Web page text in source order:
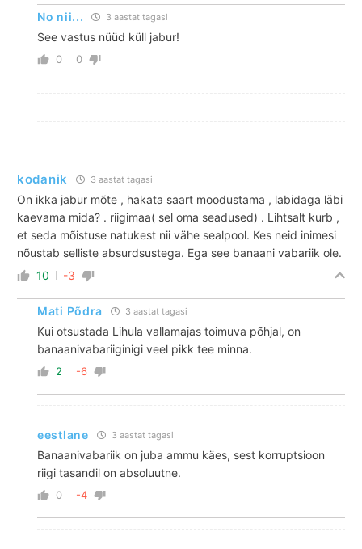
No nii... 3 aastat tagasi
See vastus nüüd küll jabur!
0 0
kodanik 3 aastat tagasi
On ikka jabur mõte , hakata saart moodustama , labidaga läbi
kaevama mida? . riigimaa( sel oma seadused) . Lihtsalt kurb ,
et seda mõistuse natukest nii vähe sealpool. Kes neid inimesi
nõustab selliste absurdsustega. Ega see banaani vabariik ole.
10
-3
Mati Põdra 3 aastat tagasi
Kui otsustada Lihula vallamajas toimuva põhjal, on
banaanivabariiginigi veel pikk tee minna.
2 -6
eestlane 3 aastat tagasi
Banaanivabariik on juba ammu käes, sest korruptsioon
riigi tasandil on absoluutne.
0 -4